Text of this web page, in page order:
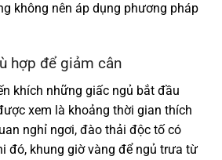
không nên áp dụng phương pháp
hợp để giảm cân
khích những giấc ngủ bắt đầu
xem là khoảng thời gian thích
nghỉ ngơi, đào thải độc tố có
đó, khung giờ vàng để ngủ trưa từ